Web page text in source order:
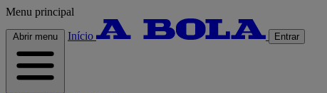
Menu principal
Abrir menu Início Entrar